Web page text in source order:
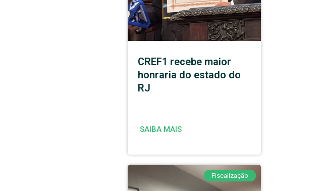
CREF1 recebe maior
honraria do estado do
RJ
SAIBA MAIS
Fiscalização